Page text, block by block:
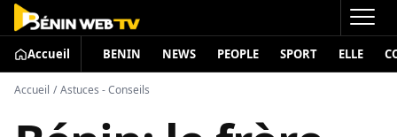
Accueil BENIN NEWS PEOPLE SPORT ELLE
Accueil / Astuces - Conseils